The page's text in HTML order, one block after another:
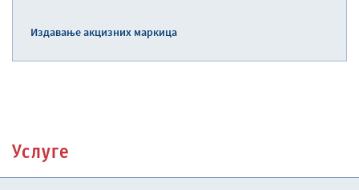
Издавање акцизних маркица
Услуге